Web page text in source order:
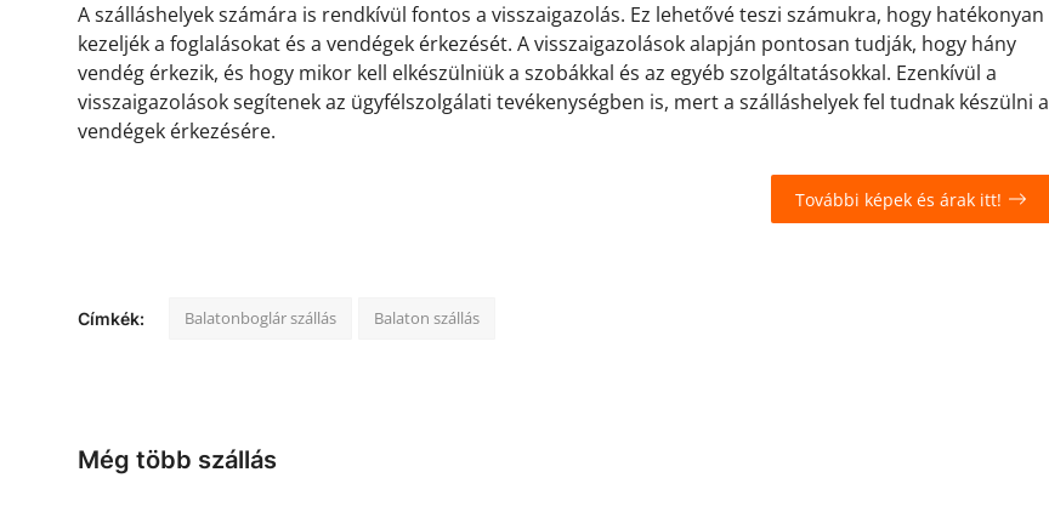
A szálláshelyek számára is rendkívül fontos a visszaigazolás. Ez lehetővé teszi számukra, hogy hatékonyan
kezeljék a foglalásokat és a vendégek érkezését. A visszaigazolások alapján pontosan tudják, hogy hány
vendég érkezik, és hogy mikor kell elkészülniük a szobákkal és az egyéb szolgáltatásokkal. Ezenkívül a
visszaigazolások segítenek az ügyfélszolgálati tevékenységben is, mert a szálláshelyek fel tudnak készülni a
vendégek érkezésére.
További képek és árak itt!
Címkék: Balatonboglár szállás Balaton szállás
Még több szállás